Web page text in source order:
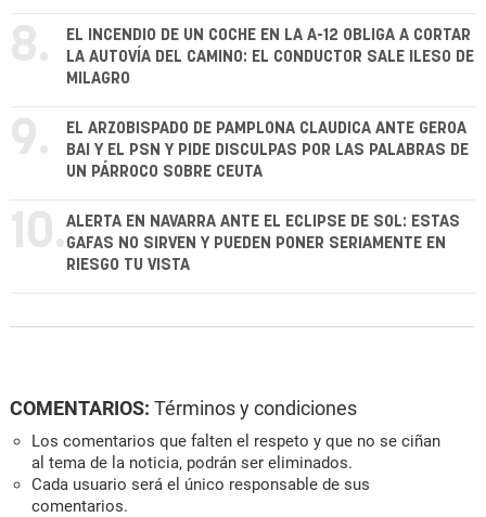
8.
EL INCENDIO DE UN COCHE EN LA A-12 OBLIGA A CORTAR
LA AUTOVÍA DEL CAMINO: EL CONDUCTOR SALE ILESO DE
MILAGRO
9.
EL ARZOBISPADO DE PAMPLONA CLAUDICA ANTE GEROA
BAI Y EL PSN Y PIDE DISCULPAS POR LAS PALABRAS DE
UN PÁRROCO SOBRE CEUTA
10.ALERTA EN NAVARRA ANTE EL ECLIPSE DE SOL: ESTAS
GAFAS NO SIRVEN Y PUEDEN PONER SERIAMENTE EN
RIESGO TU VISTA
COMENTARIOS: Términos y condiciones
Los comentarios que falten el respeto y que no se ciñan
al tema de la noticia, podrán ser eliminados.
Cada usuario será el único responsable de sus
comentarios.